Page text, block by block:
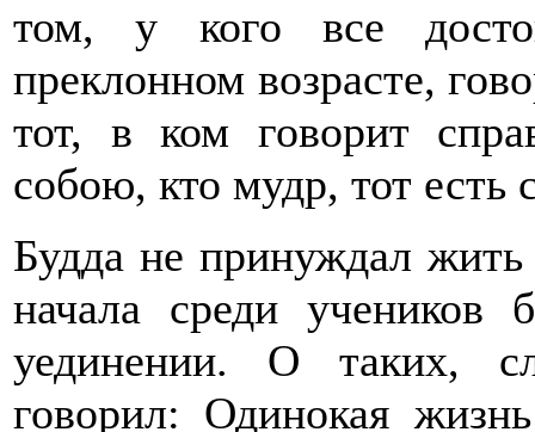
том, у кого все
преклонном возрасте,
тот, в ком говорит
собою, кто мудр, тот есть
Будда не принуждал
начала среди учеников
уединении. О таких,
говорил: Одинокая